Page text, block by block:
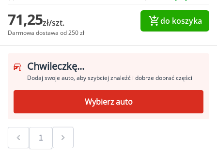
71,25zł/szt.
Darmowa dostawa od 250 zł
do koszyka
Chwileczkę...
Dodaj swoje auto, aby szybciej znaleźć i dobrze dobrać części
Wybierz auto